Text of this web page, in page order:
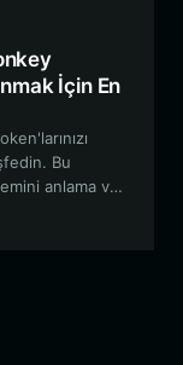
İçin En
Bu
anlama ve
gelirinizi